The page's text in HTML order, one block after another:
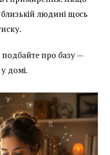
людині щось
про базу —
домі.